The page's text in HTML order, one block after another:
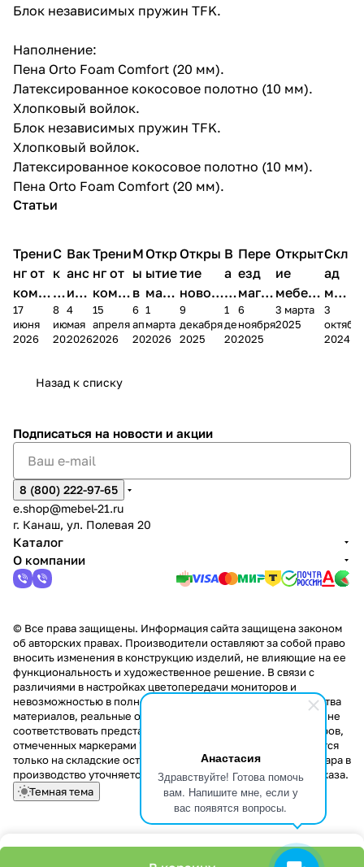
Анастасия
Здравствуйте! Готова помочь
вам. Напишите мне, если у
вас появятся вопросы.
Блок независимых пружин TFK.
Наполнение:
Пена Orto Foam Comfort (20 мм).
Латексированное кокосовое полотно (10 мм).
Хлопковый войлок.
Блок независимых пружин TFK.
Хлопковый войлок.
Латексированное кокосовое полотно (10 мм).
Пена Orto Foam Comfort (20 мм).
Статьи
Трени
нг от
комп
ании
Мело
17
июня
2026
С
к
и
д
к
2
8
июня
2026
Вак
анс
ия в
Чеб
окс
4
мая
2026
Трени
нг от
комп
ании
Мело
15
апреля
2026
М
ы
в
М
А
6
апреля
2026
Откр
ытие
мага
зина
в
1
марта
2026
Откры
тие
новог
о
магаз
9
декабря
2025
В
а
к
а
н
1
декабря
2025
Пере
езд
магаз
ина в
г.
6
ноября
2025
Открыт
ие
мебель
ного
салона
3 марта
2025
Скл
ад
меб
ели
пер
3
2024
Назад к списку
Подписаться на новости и акции
8 (800) 222-97-65
e.shop@mebel-21.ru
г. Канаш, ул. Полевая 20
Каталог
О компании
© Все права защищены. Информация сайта защищена законом
об авторских правах. Производители оставляют за собой право
вносить изменения в конструкцию изделий, не влияющие на ее
функциональность и художественное решение. В связи с
различиями в настройках цветопередачи мониторов и
невозможностью в полной мере передать некоторые свойства
материалов, реальные оттенки и текстуры продукции могут не
соответствовать представленным на сайте. Стоимость товаров,
отмеченных маркерами "Скидка!" и "Акция!" распространяется
только на складские остатки. Стоимость заказа данного товара в
производство уточняется у менеджера при оформлении заказа.
Темная тема